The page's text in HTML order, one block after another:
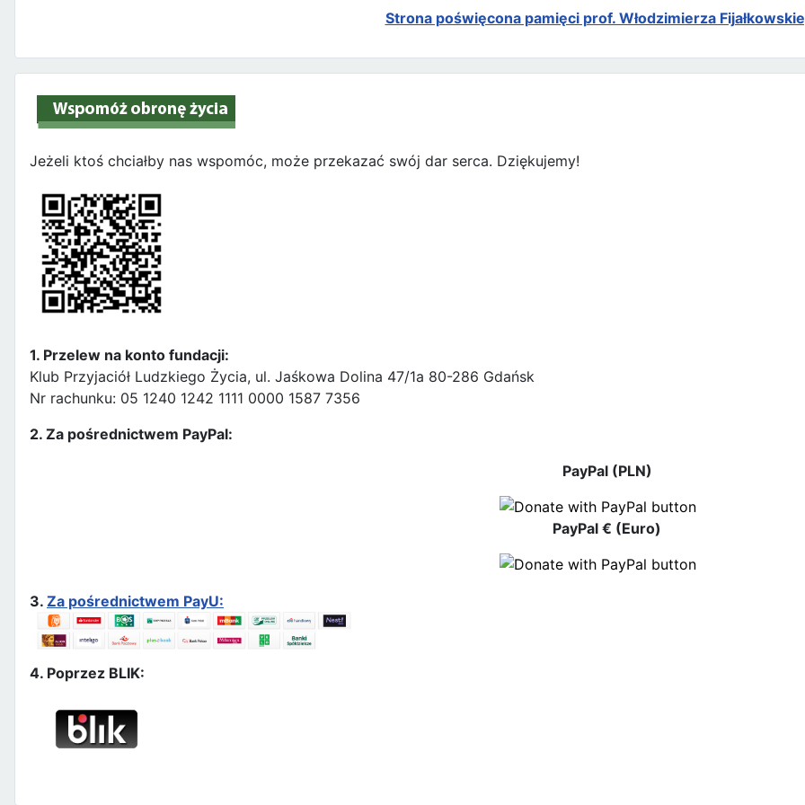
Strona poświęcona pamięci prof. Włodzimierza
Jeżeli ktoś chciałby nas wspomóc, może przekazać swój dar serca. Dziękujemy!
1. Przelew na konto fundacji:
Klub Przyjaciół Ludzkiego Życia, ul. Jaśkowa Dolina 47/1a 80-286 Gdańsk
Nr rachunku: 05 1240 1242 1111 0000 1587 7356
2. Za pośrednictwem PayPal:
PayPal (PLN)
PayPal € (Euro)
3. Za pośrednictwem PayU:
4. Poprzez BLIK: